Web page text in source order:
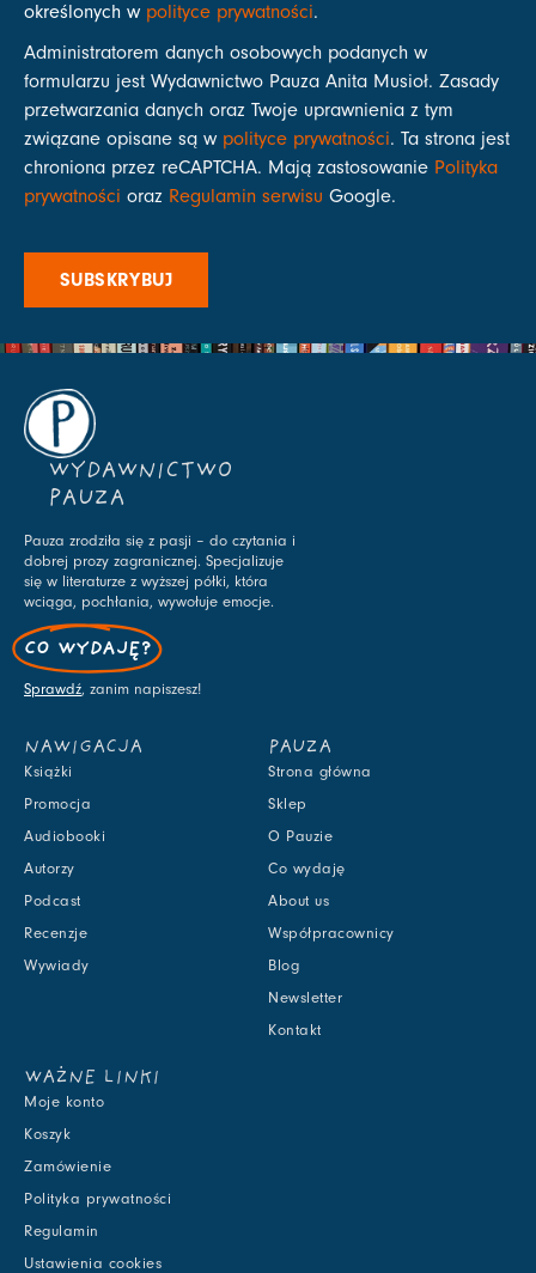
określonych w polityce prywatności.
Administratorem danych osobowych podanych w
formularzu jest Wydawnictwo Pauza Anita Musioł. Zasady
przetwarzania danych oraz Twoje uprawnienia z tym
związane opisane są w polityce prywatności. Ta strona jest
chroniona przez reCAPTCHA. Mają zastosowanie Polityka
prywatności oraz Regulamin serwisu Google.
SUBSKRYBUJ
WYDAWNICTWO
PAUZA
Pauza zrodziła się z pasji – do czytania i
dobrej prozy zagranicznej. Specjalizuje
się w literaturze z wyższej półki, która
wciąga, pochłania, wywołuje emocje.
CO WYDAJĘ?
Sprawdź, zanim napiszesz!
NAWIGACJA
Książki
Promocja
Audiobooki
Autorzy
Podcast
Recenzje
Wywiady
PAUZA
Strona główna
Sklep
O Pauzie
Co wydaję
About us
Współpracownicy
Blog
Newsletter
Kontakt
WAŻNE LINKI
Moje konto
Koszyk
Zamówienie
Polityka prywatności
Regulamin
Ustawienia cookies